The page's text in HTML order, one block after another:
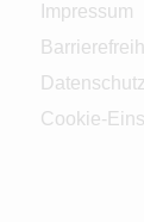
Impressum
Cookie-